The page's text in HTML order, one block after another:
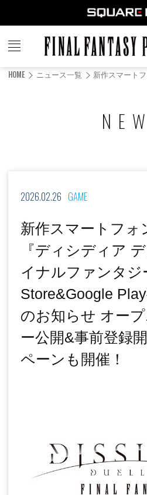
HOME ニュース一覧 新作スマート
GAME
2026.02.26
新作スマートフォ
『ディシディア
イナルファンタジ
Store&Google
のお知らせ オー
ー公開&事前登録
ペーンも開催！